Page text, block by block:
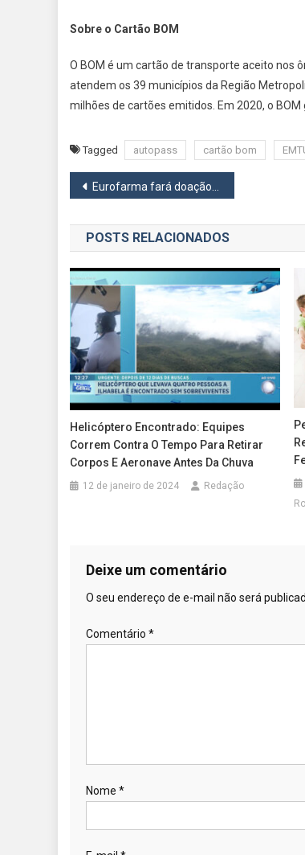
Sobre o Cartão BOM
O BOM é um cartão de transporte aceito nos
atendem os 39 municípios da Região
milhões de cartões emitidos. Em 2020, o
Tagged autopass cartão bom
Navegação
de
Post
Eurofarma fará doação ao Banco de Leite Humano em Carapicuíba
POSTS RELACIONADOS
Helicóptero Encontrado: Equipes
Correm Contra O Tempo Para Retirar
Corpos E Aeronave Antes Da Chuva
12 de janeiro de 2024 Redação
Deixe um comentário
O seu endereço de e-mail não será
Comentário *
Nome *